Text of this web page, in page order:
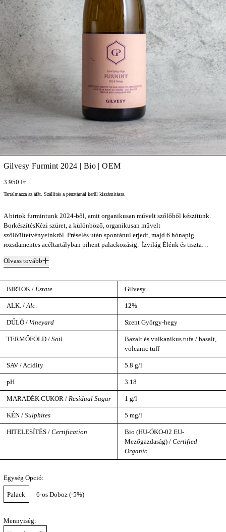
Gilvesy Furmint 2024 | Bio | OEM
3.950 Ft
Tartalmazza az áfát. Szállítása pénztárnál kerül kiszámításra.
A birtok furmintunk 2024-ből, amit organikusan művelt szőlőből készítünk.
BorkészítésKézi szüret, a különböző, organikusan művelt
szőlőültetvényeinkről. Préselés után spontánul erjedt, majd 6 hónapig
rozsdamentes acéltartályban pihent palackozásig. Ízvilág Élénk és tiszta…
Olvass tovább
BIRTOK / Estate Gilvesy
ALK. /Alc. 12%
DŰLŐ / Vineyard Szent György-hegy
TERMŐFÖLD / Soil
Bazalt és vulkanikus tufa / basalt,
volcanic tuff
SAV / Acidity 5.8 g/l
pH 3.18
MARADÉK CUKOR / Residual Sugar 1 g/l
KÉN / Sulphites 5 mg/l
HITELESÍTÉS / Certification
Bio (HU-ÖKO-02 EU-
Mezőgazdaság) / Certified
Organic
Egység Opció:
Palack 6-os Doboz (-5%)
Mennyiség: